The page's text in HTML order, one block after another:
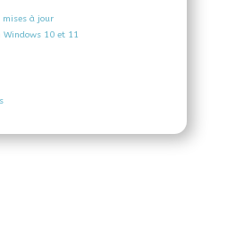
à jour
10 et 11